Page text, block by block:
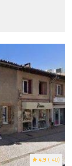
4.9 (140)